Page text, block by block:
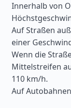
Innerhalb von
Auf Straßen
einer
Wenn die
Mittelstreifen
110 km/h.
Auf